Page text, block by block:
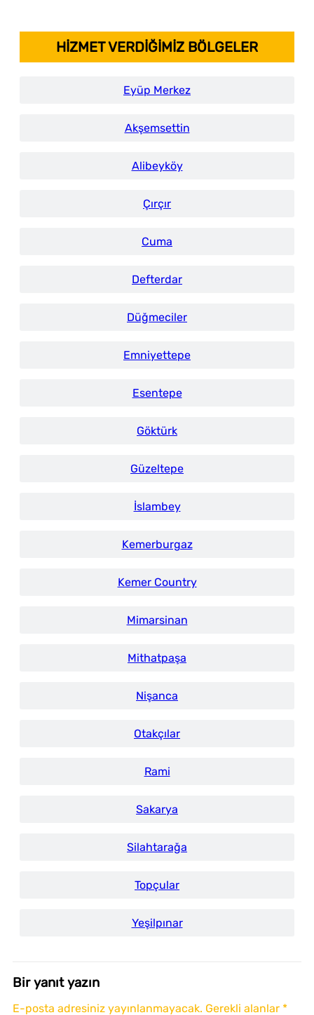
HİZMET VERDİĞİMİZ BÖLGELER
Eyüp Merkez
Akşemsettin
Alibeyköy
Çırçır
Cuma
Defterdar
Düğmeciler
Emniyettepe
Esentepe
Göktürk
Güzeltepe
İslambey
Kemerburgaz
Kemer Country
Mimarsinan
Mithatpaşa
Nişanca
Otakçılar
Rami
Sakarya
Silahtarağa
Topçular
Yeşilpınar
Bir yanıt yazın
E-posta adresiniz yayınlanmayacak. Gerekli alanlar *